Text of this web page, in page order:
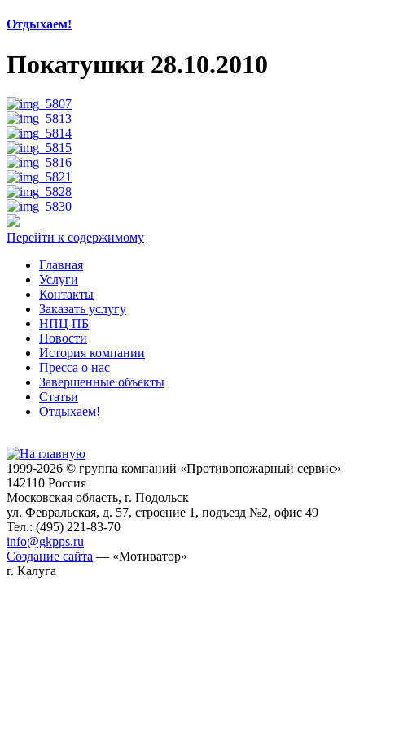
Отдыхаем!
Покатушки 28.10.2010
Перейти к содержимому
Главная
Услуги
Контакты
Заказать услугу
НПЦ ПБ
Новости
История компании
Пресса о нас
Завершенные объекты
Статьи
Отдыхаем!
1999-2026 © группа компаний «Противопожарный сервис»
142110 Россия
Московская область, г. Подольск
ул. Февральская, д. 57, строение 1, подъезд №2, офис 49
Тел.: (495) 221-83-70
info@gkpps.ru
Создание сайта — «Мотиватор»
г. Калуга